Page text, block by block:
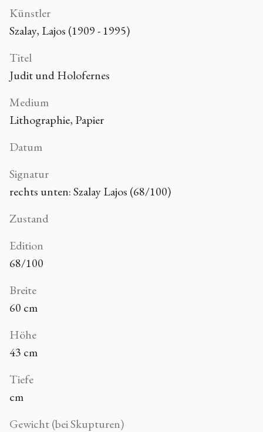
Künstler
Szalay, Lajos (1909 - 1995)
Titel
Judit und Holofernes
Medium
Lithographie, Papier
Datum
Signatur
rechts unten: Szalay Lajos (68/100)
Zustand
Edition
68/100
Breite
60 cm
Höhe
43 cm
Tiefe
cm
Gewicht (bei Skupturen)